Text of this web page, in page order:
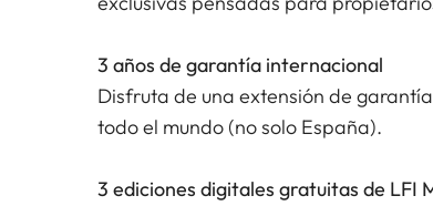
3 años de garantía internacional
Disfruta de una extensión de
todo el mundo (no solo España).
3 ediciones digitales gratuitas de LFI